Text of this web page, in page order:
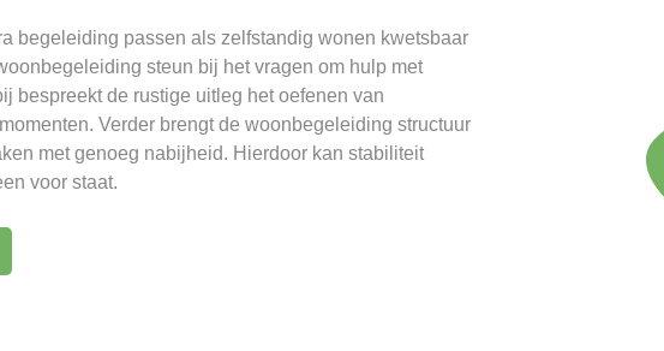
begeleiding passen als zelfstandig wonen kwetsbaar
steun bij het vragen om hulp met
bespreekt de rustige uitleg het oefenen van
Verder brengt de woonbegeleiding structuur
met genoeg nabijheid. Hierdoor kan stabiliteit
voor staat.